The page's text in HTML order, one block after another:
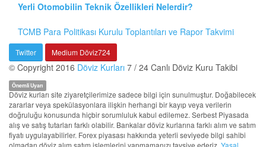
Yerli Otomobilin Teknik Özellikleri Nelerdir?
TCMB Para Politikası Kurulu Toplantıları ve Rapor Takvimi
Twitter Medium Döviz724
© Copyright 2016 Döviz Kurları 7 / 24 Canlı Döviz Kuru Takibi
Önemli Uyarı
Döviz kurları site ziyaretçilerimize sadece bilgi için sunulmuştur. Doğabilecek
zararlar veya spekülasyonlara ilişkin herhangi bir kayıp veya verilerin
doğruluğu konusunda hiçbir sorumluluk kabul edilemez. Serbest Piyasada
alış ve satış tutarları farklı olabilir. Bankalar döviz kurlarına farklı alım ve satım
fiyatı uygulayabilirler. Forex piyasası hakkında yeterli seviyede bilgi sahibi